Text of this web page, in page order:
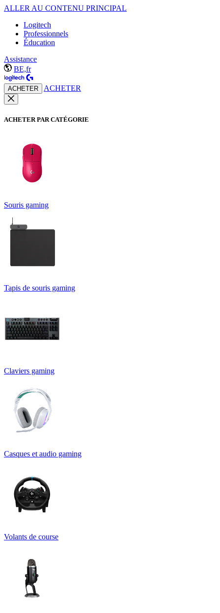
ALLER AU CONTENU PRINCIPAL
Logitech
Professionnels
Éducation
Assistance
BE,fr
ACHETER ACHETER
ACHETER PAR CATÉGORIE
Souris gaming
Tapis de souris gaming
Claviers gaming
Casques et audio gaming
Volants de course